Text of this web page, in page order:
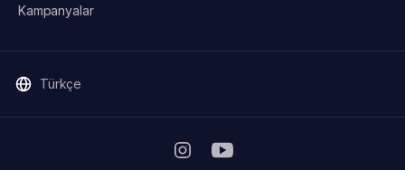
Kampanyalar
Türkçe